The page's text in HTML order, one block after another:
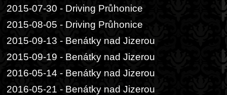
2015-07-30 - Driving Průhonice
2015-08-05 - Driving Průhonice
2015-09-13 - Benátky nad Jizerou
2015-09-19 - Benátky nad Jizerou
2016-05-14 - Benátky nad Jizerou
2016-05-21 - Benátky nad Jizerou